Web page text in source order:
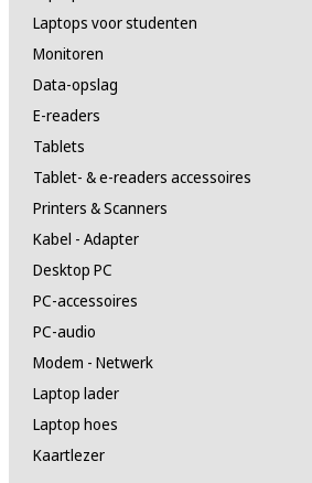
Laptops voor studenten
Monitoren
Data-opslag
E-readers
Tablets
Tablet- & e-readers accessoires
Printers & Scanners
Kabel - Adapter
Desktop PC
PC-accessoires
PC-audio
Modem - Netwerk
Laptop lader
Laptop hoes
Kaartlezer